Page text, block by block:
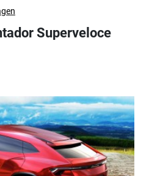
Superveloce